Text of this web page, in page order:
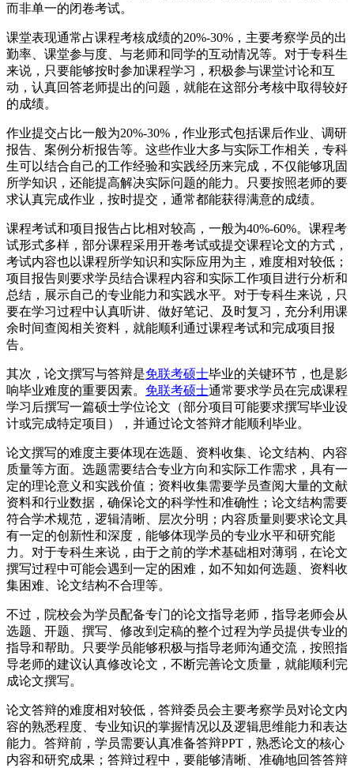
而非单一的闭卷考试。
课堂表现通常占课程考核成绩的20%-30%，主要考察学员的出
勤率、课堂参与度、与老师和同学的互动情况等。对于专科生
来说，只要能够按时参加课程学习，积极参与课堂讨论和互
动，认真回答老师提出的问题，就能在这部分考核中取得较好
的成绩。
作业提交占比一般为20%-30%，作业形式包括课后作业、调研
报告、案例分析报告等。这些作业大多与实际工作相关，专科
生可以结合自己的工作经验和实践经历来完成，不仅能够巩固
所学知识，还能提高解决实际问题的能力。只要按照老师的要
求认真完成作业，按时提交，通常都能获得满意的成绩。
课程考试和项目报告占比相对较高，一般为40%-60%。课程考
试形式多样，部分课程采用开卷考试或提交课程论文的方式，
考试内容也以课程所学知识和实际应用为主，难度相对较低；
项目报告则要求学员结合课程内容和实际工作项目进行分析和
总结，展示自己的专业能力和实践水平。对于专科生来说，只
要在学习过程中认真听讲、做好笔记、及时复习，充分利用课
余时间查阅相关资料，就能顺利通过课程考试和完成项目报
告。
其次，论文撰写与答辩是免联考硕士毕业的关键环节，也是影
响毕业难度的重要因素。 免联考硕士通常要求学员在完成课程
学习后撰写一篇硕士学位论文（部分项目可能要求撰写毕业设
计或完成特定项目），并通过论文答辩才能顺利毕业。
论文撰写的难度主要体现在选题、资料收集、论文结构、内容
质量等方面。选题需要结合专业方向和实际工作需求，具有一
定的理论意义和实践价值；资料收集需要学员查阅大量的文献
资料和行业数据，确保论文的科学性和准确性；论文结构需要
符合学术规范，逻辑清晰、层次分明；内容质量则要求论文具
有一定的创新性和深度，能够体现学员的专业水平和研究能
力。对于专科生来说，由于之前的学术基础相对薄弱，在论文
撰写过程中可能会遇到一定的困难，如不知如何选题、资料收
集困难、论文结构不合理等。
不过，院校会为学员配备专门的论文指导老师，指导老师会从
选题、开题、撰写、修改到定稿的整个过程为学员提供专业的
指导和帮助。只要学员能够积极与指导老师沟通交流，按照指
导老师的建议认真修改论文，不断完善论文质量，就能顺利完
成论文撰写。
论文答辩的难度相对较低，答辩委员会主要考察学员对论文内
容的熟悉程度、专业知识的掌握情况以及逻辑思维能力和表达
能力。答辩前，学员需要认真准备答辩PPT，熟悉论文的核心
内容和研究成果；答辩过程中，要能够清晰、准确地回答答辩